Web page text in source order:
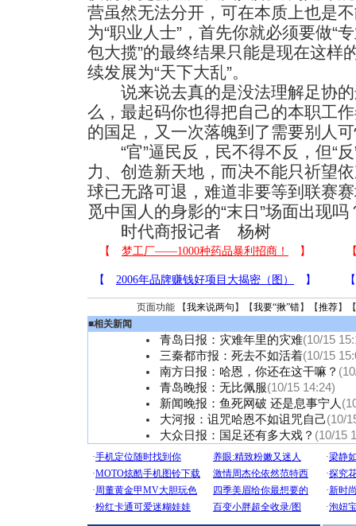
营虽然无法分开，可在本质上也是
为“职业人士”，首先你就必须要做“
包大揽”的最终结果只能是现在这样
续发展为“天下大乱”。
说来说去真的是没法理解足协的
么，最起码你也得把自己的本职工
的国足，又一次落魄到了需要别人
“官”逼民反，民不得不反，但“反
力、创造新天地，而决不能只祈望
球已无路可退，难道非要等到联赛
觅中国人的身影的“末日”场面出现吗
时代商报记者 杨树
页面功能 【我来说两句 】【我要“揪”错】【推荐】
■相关新闻
青岛日报：灾难年里的灾难(10/15
三秦都市报：死去不如活着(10/15
南方日报：哈恩，你还在这干嘛？
青岛晚报：无比佩服(10/15 14:24)
新闻晚报：鱼死网破 还是息事宁人
大河报：诅咒哈恩不如诅咒自己(10/
大众日报：国足还有多大戏？ (10/15